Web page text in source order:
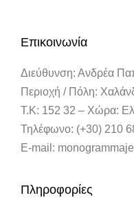
Επικοινωνία
Διεύθυνση: Ανδρέα
Περιοχή / Πόλη:
Τ.Κ: 152 32 – Χώρα:
Τηλέφωνο: (+30) 210
E-mail:
Πληροφορίες